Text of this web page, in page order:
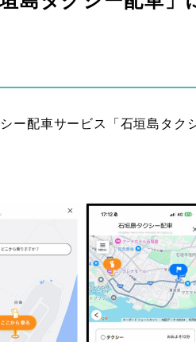
ー配車サービス「石垣島タク